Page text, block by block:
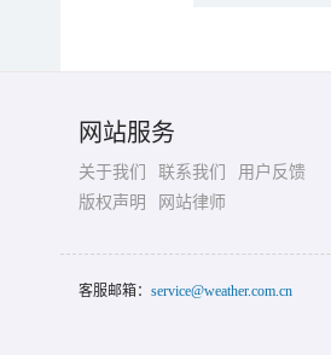
网站服务
关于我们 联系我们
用户反馈
版权声明
网站律师
客服邮箱： service@weather.com.cn